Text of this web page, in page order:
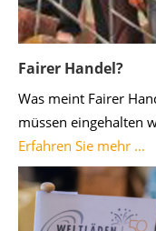
Fairer Handel?
Was meint Fairer
müssen eingehalten
Erfahren Sie mehr …